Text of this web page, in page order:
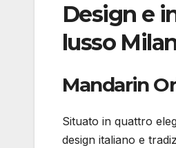
Design e
lusso
Mandarin
Situato in quattro
design italiano e